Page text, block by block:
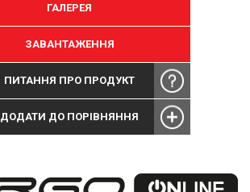
ГАЛЕРЕЯ
ЗАВАНТАЖЕННЯ
ПИТАННЯ ПРО ПРОДУКТ
ДОДАТИ ДО ПОРІВНЯННЯ